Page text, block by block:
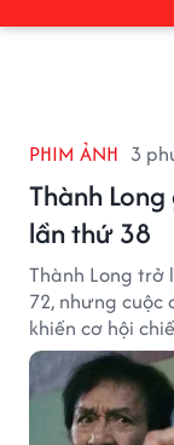
PHIM ẢNH 3
Thành
lần thứ 38
Thành Long trở
72, nhưng cuộc
khiến cơ hội